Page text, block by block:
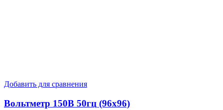
Добавить для сравнения
Вольтметр 150В 50гц (96х96)